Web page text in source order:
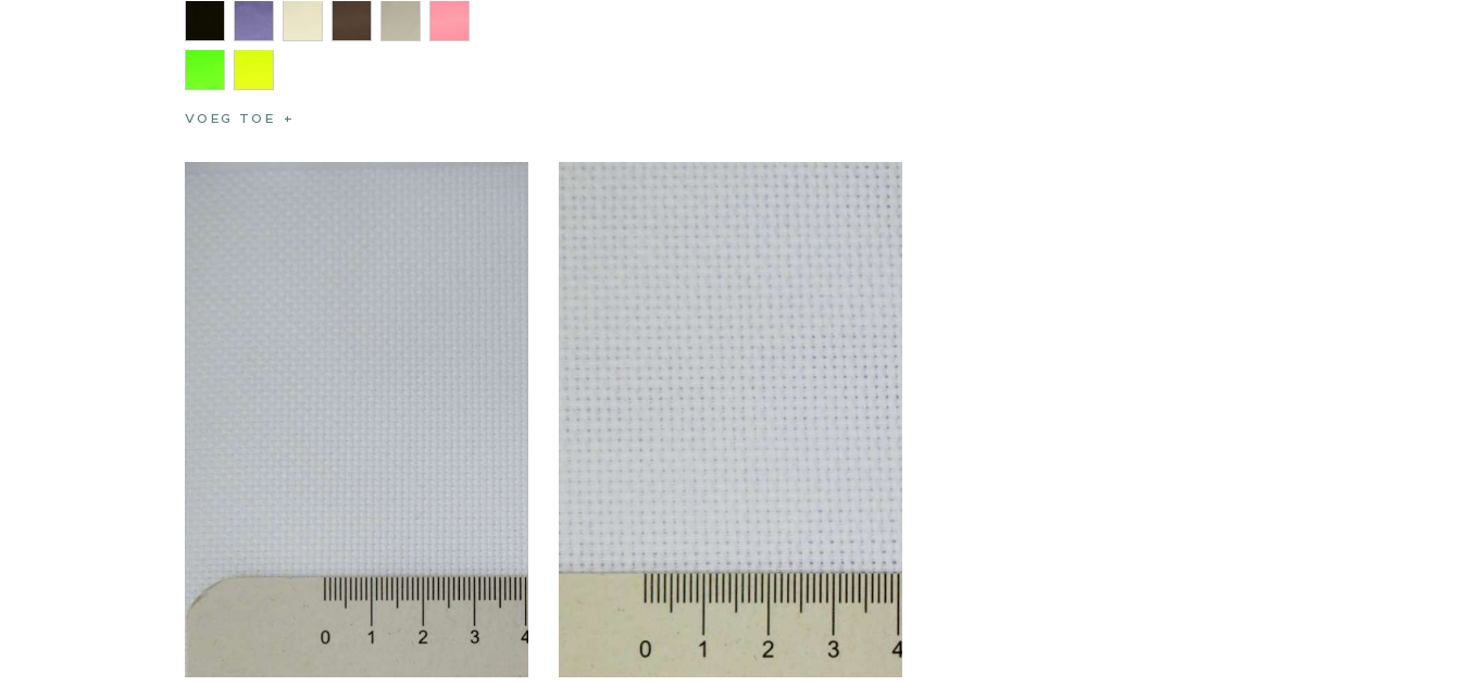
VOEG TOE